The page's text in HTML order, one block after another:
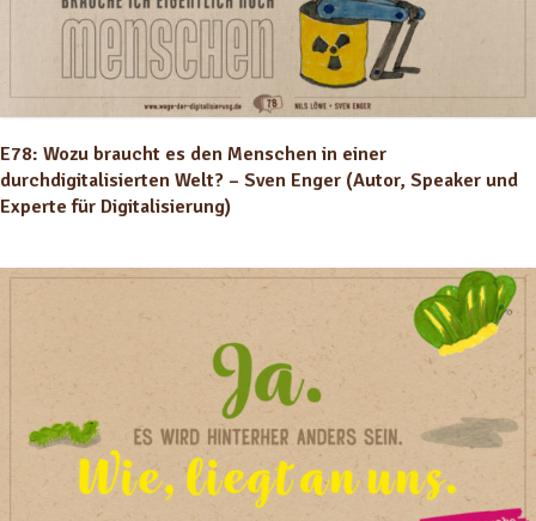
E78: Wozu braucht es den Menschen in einer
durchdigitalisierten Welt? – Sven Enger (Autor, Speaker und
Experte für Digitalisierung)